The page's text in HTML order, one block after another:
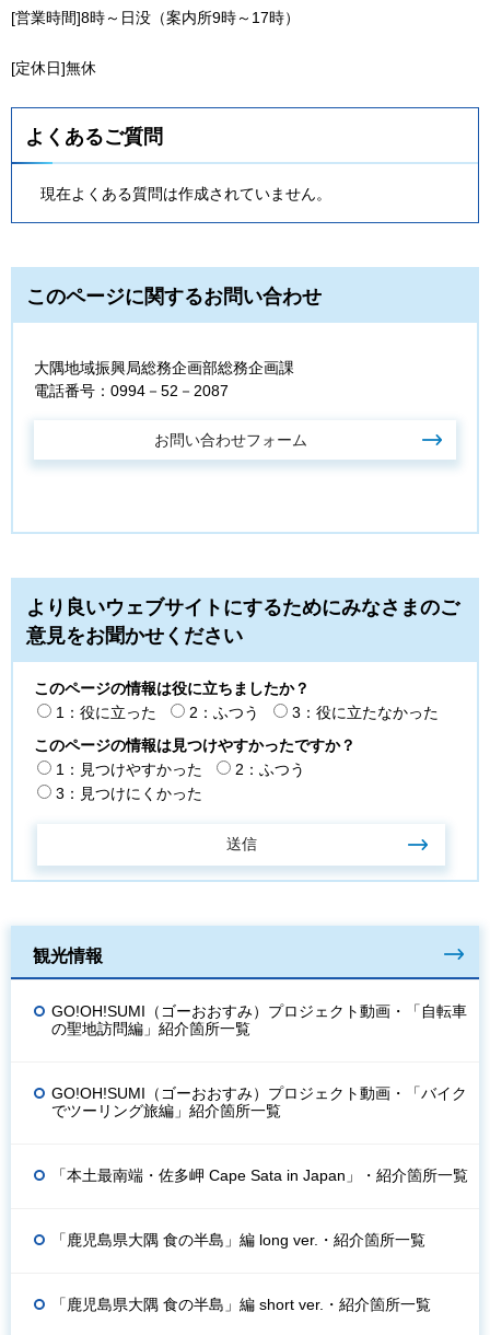
[営業時間]8時～日没（案内所9時～17時）
[定休日]無休
よくあるご質問
現在よくある質問は作成されていません。
このページに関するお問い合わせ
大隅地域振興局総務企画部総務企画課
電話番号：0994－52－2087
より良いウェブサイトにするためにみなさまのご
意見をお聞かせください
このページの情報は役に立ちましたか？
1：役に立った
2：ふつう
3：役に立たなかった
このページの情報は見つけやすかったですか？
1：見つけやすかった
2：ふつう
3：見つけにくかった
観光情報
GO!OH!SUMI（ゴーおおすみ）プロジェクト動画・「自転車
の聖地訪問編」紹介箇所一覧
GO!OH!SUMI（ゴーおおすみ）プロジェクト動画・「バイク
でツーリング旅編」紹介箇所一覧
「本土最南端・佐多岬 Cape Sata in Japan」・紹介箇所一覧
「鹿児島県大隅 食の半島」編 long ver.・紹介箇所一覧
「鹿児島県大隅 食の半島」編 short ver.・紹介箇所一覧